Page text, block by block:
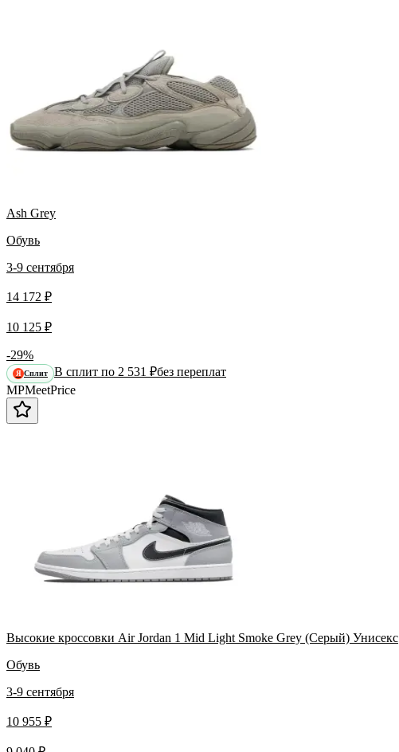
Ash Grey
Обувь
3-9 сентября
14 172 ₽
10 125 ₽
-29%
Я Сплит В сплит по 2 531 ₽без переплат
MPMeetPrice
Высокие кроссовки Air Jordan 1 Mid Light Smoke Grey (Серый) Унисекс
Обувь
3-9 сентября
10 955 ₽